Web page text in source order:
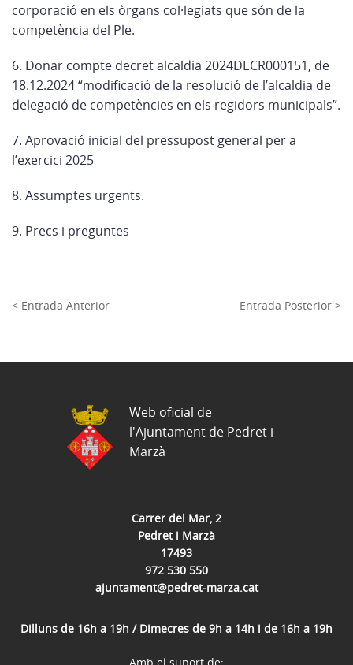
corporació en els òrgans col·legiats que són de la
competència del Ple.
6. Donar compte decret alcaldia 2024DECR000151, de
18.12.2024 “modificació de la resolució de l’alcaldia de
delegació de competències en els regidors municipals”.
7. Aprovació inicial del pressupost general per a
l’exercici 2025
8. Assumptes urgents.
9. Precs i preguntes
< Entrada Anterior Entrada Posterior >
Carrer del Mar, 2
Pedret i Marzà
17493
972 530 550
ajuntament@pedret-marza.cat
Dilluns de 16h a 19h / Dimecres de 9h a 14h i de 16h a 19h
Web oficial de
l'Ajuntament de Pedret i
Marzà
Amb el suport de: